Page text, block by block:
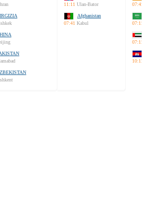
11:11 Ulan-Bator
Afghanistan
07:41 Kabul